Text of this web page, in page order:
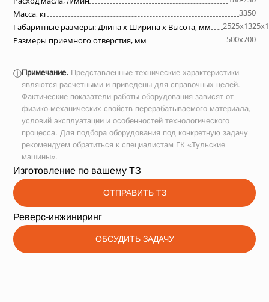
Масса, кг
3350
Габаритные размеры: Длина х Ширина х Высота, мм
Размеры приемного отверстия, мм
500х700
ⓘПримечание. Представленные технические характеристики
являются расчетными и приведены для справочных целей.
Фактические показатели работы оборудования зависят от
физико-механических свойств перерабатываемого материала,
условий эксплуатации и особенностей технологического
процесса. Для подбора оборудования под конкретную задачу
рекомендуем обратиться к специалистам ГК «Тульские
машины».
Изготовление по вашему ТЗ
ОТПРАВИТЬ ТЗ
Реверс-инжиниринг
ОБСУДИТЬ ЗАДАЧУ